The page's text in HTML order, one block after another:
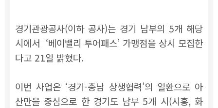
경기관광공사(이하 공사)는 경기 남부의 5개 해당
시에서 ‘베이밸리 투어패스’ 가맹점을 상시 모집한
다고 21일 밝혔다.
이번 사업은 ‘경기-충남 상생협력’의 일환으로 아
산만을 중심으로 한 경기도 남부 5개 시(시흥, 화